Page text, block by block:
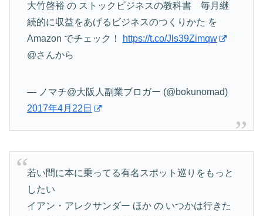
大竹啓裕 の ストックビジネスの教科書 毎月継
続的に収益をあげるビジネスのつくりかた を
Amazon でチェック！
https://t.co/Jls39Zimqw
@さんから
— ノマチ@大阪人副業ブロガー (@bokunomad)
2017年4月22日
若い間に本に乗ってる有名スポット巡りをもっと
したい
イアン・アレクサンダー ほか の いつかは行きた